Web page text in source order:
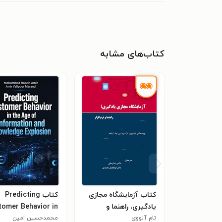
کتاب‌های مشابه
کتاب آزمایشگاه مجازی
یادگیری، راهنما و
نرم‌افزار
تام آلووی
کتاب Predicting
Behavior in
the Age of
محمدحسین امین